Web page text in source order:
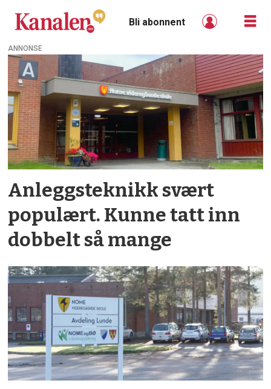
Bli abonnent
Tag:
yrkesfag
ANNONSE
Anleggs­teknikk svært
populært. Kunne tatt inn
dobbelt så mange